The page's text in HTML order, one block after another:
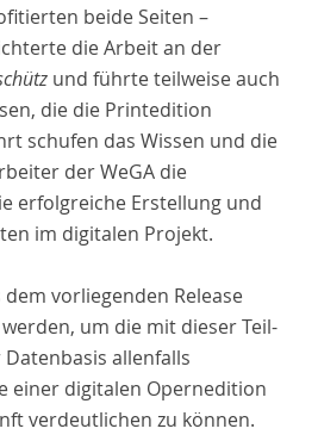
beide Seiten –
die Arbeit an der
und führte teilweise auch
die die Printedition
schufen das Wissen und die
der WeGA die
erfolgreiche Erstellung und
im digitalen Projekt.
dem vorliegenden Release
um die mit dieser Teil-
allenfalls
einer digitalen Opernedition
verdeutlichen zu können.